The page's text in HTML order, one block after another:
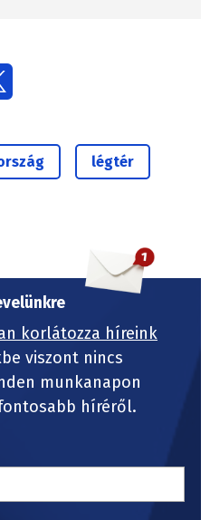
légtér
korlátozza híreink
viszont nincs
munkanapon
híréről.